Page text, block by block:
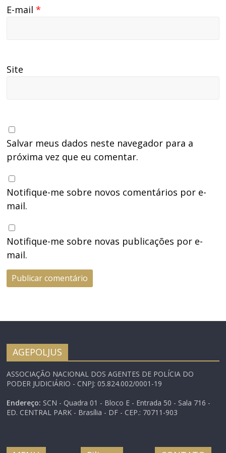
E-mail*
Site
Salvar meus dados neste navegador para a
próxima vez que eu comentar.
Notifique-me sobre novos comentários por e-
mail.
Notifique-me sobre novas publicações por e-
mail.
AGEPOLJUS
ASSOCIAÇÃO NACIONAL DOS AGENTES DE POLÍCIA DO
PODER JUDICIÁRIO - CNPJ: 05.824.002/0001-19
Endereço: SCN - Quadra 01 - Bloco E - Entrada 50 - Sala 716 -
ED. CENTRAL PARK - Brasília - DF - CEP.: 70711-903